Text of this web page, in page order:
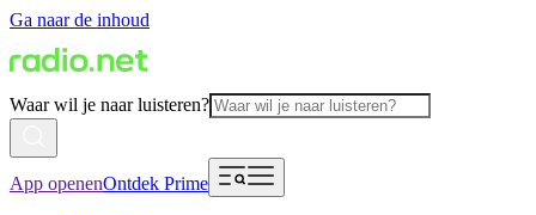
Ga naar de inhoud
Waar wil je naar luisteren?
App openenOntdek Prime